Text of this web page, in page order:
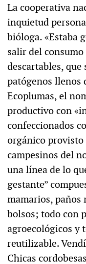
La cooperativa
inquietud
bióloga. «Estaba
salir del
descartables,
patógenos llenos
Ecoplumas, el
productivo con
confeccionados
orgánico provisto
campesinos del
una línea de lo
gestante”
mamarios, paños
bolsos; todo con
agroecológicos y
reutilizable.
Chicas